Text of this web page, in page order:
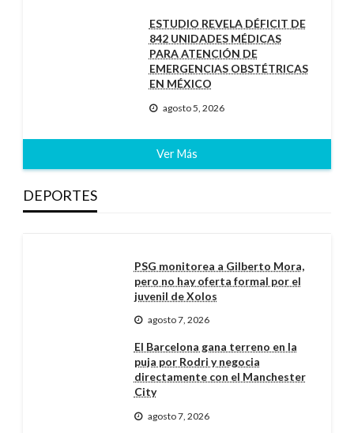
ESTUDIO REVELA DÉFICIT DE
842 UNIDADES MÉDICAS
PARA ATENCIÓN DE
EMERGENCIAS OBSTÉTRICAS
EN MÉXICO
agosto 5, 2026
Ver Más
DEPORTES
PSG monitorea a Gilberto Mora,
pero no hay oferta formal por el
juvenil de Xolos
agosto 7, 2026
El Barcelona gana terreno en la
puja por Rodri y negocia
directamente con el Manchester
City
agosto 7, 2026